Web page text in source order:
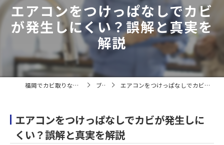
エアコンをつけっぱなしでカビ
が発生しにくい？誤解と真実を
解説
福岡でカビ取りならカビバスターズ福岡 ブログ エアコンをつけっぱなしでカビが発生しにくい？誤解と真実を解説
エアコンをつけっぱなしでカビが発生しに
くい？誤解と真実を解説